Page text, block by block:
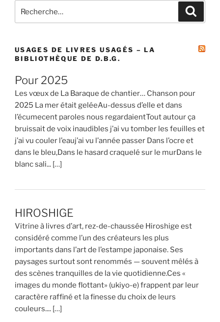
pour
USAGES DE LIVRES USAGÉS – LA
BIBLIOTHÈQUE DE D.B.G.
Pour 2025
Les vœux de La Baraque de chantier… Chanson pour
2025 La mer était geléeAu-dessus d’elle et dans
l’écumecent paroles nous regardaientTout autour ça
bruissait de voix inaudibles j’ai vu tomber les feuilles et
j’ai vu couler l’eauj’ai vu l’année passer Dans l’ocre et
dans le bleu,Dans le hasard craquelé sur le murDans le
blanc sali... […]
HIROSHIGE
Vitrine à livres d’art, rez-de-chaussée Hiroshige est
considéré comme l’un des créateurs les plus
importants dans l’art de l’estampe japonaise. Ses
paysages surtout sont renommés — souvent mêlés à
des scènes tranquilles de la vie quotidienne.Ces «
images du monde flottant» (ukiyo-e) frappent par leur
caractère raffiné et la finesse du choix de leurs
couleurs.... […]